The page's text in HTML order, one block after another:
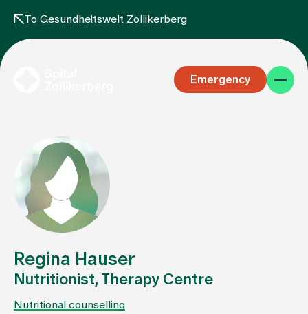
To Gesundheitswelt Zollikerberg
Emergency
Specialist areas
Stay
Team
Regina Hauser
Nutritionist, Therapy Centre
Nutritional counselling